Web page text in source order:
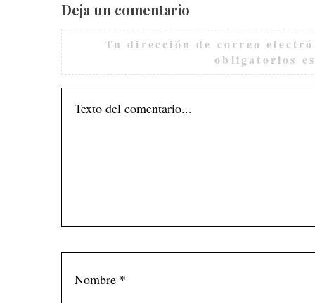
Deja un comentario
Tu dirección de correo
obligatorios